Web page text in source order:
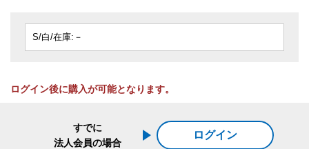
ログイン後に購入が可能となります。
すでに
法人会員の場合
ログイン